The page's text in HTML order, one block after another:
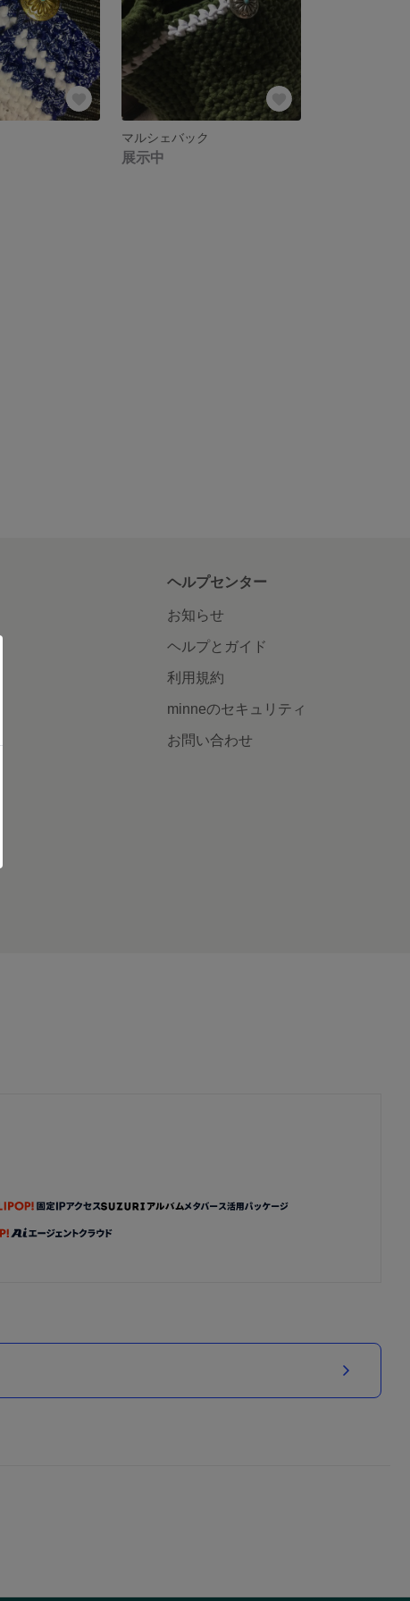
マルシェバック
展示中
ヘルプセンター
お知らせ
ヘルプとガイド
利用規約
minneのセキュリティ
お問い合わせ